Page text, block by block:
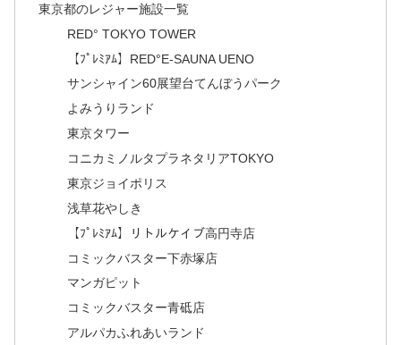
東京都のレジャー施設一覧
RED° TOKYO TOWER
【ﾌﾟﾚﾐｱﾑ】RED°E-SAUNA UENO
サンシャイン60展望台てんぼうパーク
よみうりランド
東京タワー
コニカミノルタプラネタリアTOKYO
東京ジョイポリス
浅草花やしき
【ﾌﾟﾚﾐｱﾑ】リトルケイブ高円寺店
コミックバスター下赤塚店
マンガピット
コミックバスター青砥店
アルパカふれあいランド